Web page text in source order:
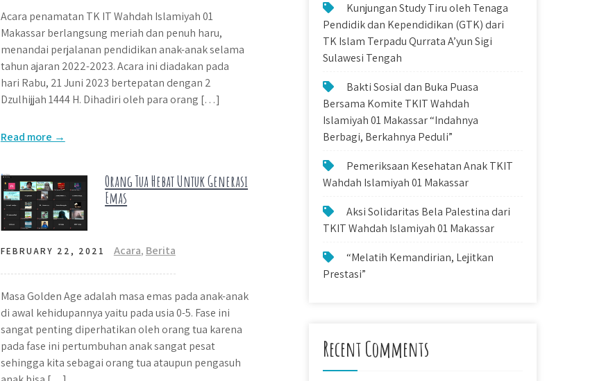
Acara penamatan TK IT Wahdah Islamiyah 01
Makassar berlangsung meriah dan penuh haru,
menandai perjalanan pendidikan anak-anak selama
tahun ajaran 2022-2023. Acara ini diadakan pada
hari Rabu, 21 Juni 2023 bertepatan dengan 2
Dzulhijjah 1444 H. Dihadiri oleh para orang […]
Read more →
Orang Tua Hebat Untuk Generasi
Emas
FEBRUARY 22, 2021 Acara, Berita
Masa Golden Age adalah masa emas pada anak-anak
di awal kehidupannya yaitu pada usia 0-5. Fase ini
sangat penting diperhatikan oleh orang tua karena
pada fase ini pertumbuhan anak sangat pesat
sehingga kita sebagai orang tua ataupun pengasuh
Kunjungan Study Tiru oleh Tenaga
Pendidik dan Kependidikan (GTK) dari
TK Islam Terpadu Qurrata A’yun Sigi
Sulawesi Tengah
Bakti Sosial dan Buka Puasa
Bersama Komite TKIT Wahdah
Islamiyah 01 Makassar “Indahnya
Berbagi, Berkahnya Peduli”
Pemeriksaan Kesehatan Anak TKIT
Wahdah Islamiyah 01 Makassar
Aksi Solidaritas Bela Palestina dari
TKIT Wahdah Islamiyah 01 Makassar
“Melatih Kemandirian, Lejitkan
Prestasi”
Recent Comments